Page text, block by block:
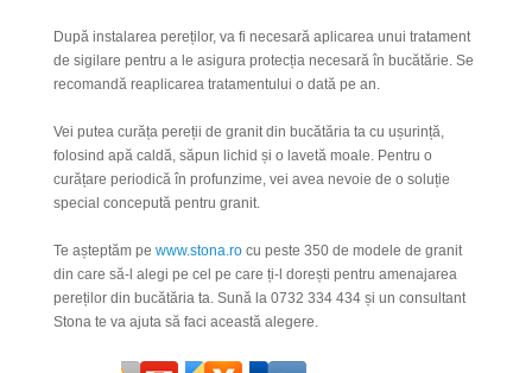
După instalarea pereților, va fi necesară aplicarea unui tratament
de sigilare pentru a le asigura protecția necesară în bucătărie. Se
recomandă reaplicarea tratamentului o dată pe an.
Vei putea curăța pereții de granit din bucătăria ta cu ușurință,
folosind apă caldă, săpun lichid și o lavetă moale. Pentru o
curățare periodică în profunzime, vei avea nevoie de o soluție
special concepută pentru granit.
Te așteptăm pe www.stona.ro cu peste 350 de modele de granit
din care să-l alegi pe cel pe care ți-l dorești pentru amenajarea
pereților din bucătăria ta. Sună la 0732 334 434 și un consultant
Stona te va ajuta să faci această alegere.